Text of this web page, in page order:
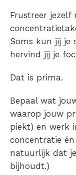
Frustreer
Soms kun jij je
hervind jij je
Dat is prima.
Bepaal wat
waarop jouw
piekt) en werk
concentratie
natuurlijk dat
bijhoudt.)